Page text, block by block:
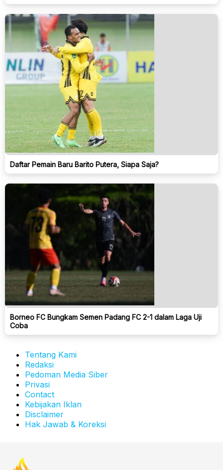
Daftar Pemain Baru Barito Putera, Siapa Saja?
Borneo FC Bungkam Semen Padang FC 2-1 dalam Laga Uji
Coba
Tentang Kami
Redaksi
Pedoman Media Siber
Privasi
Contact
Kebijakan Iklan
Disclaimer
Hak Jawab & Koreksi